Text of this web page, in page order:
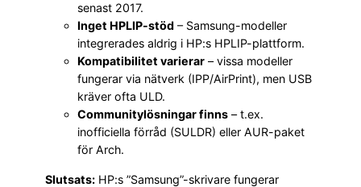
senast 2017.
Inget HPLIP-stöd – Samsung-modeller
integrerades aldrig i HP:s HPLIP-plattform.
Kompatibilitet varierar – vissa modeller
fungerar via nätverk (IPP/AirPrint), men USB
kräver ofta ULD.
Communitylösningar finns – t.ex.
inofficiella förråd (SULDR) eller AUR-paket
för Arch.
Slutsats: HP:s ”Samsung”-skrivare fungerar